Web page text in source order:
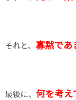
それと、 寡黙であ
最後に、 何を考え